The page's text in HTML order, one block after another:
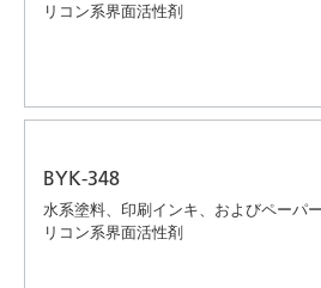
リコン系界面活性剤
BYK-348
水系塗料、印刷インキ、およびペーパ
リコン系界面活性剤